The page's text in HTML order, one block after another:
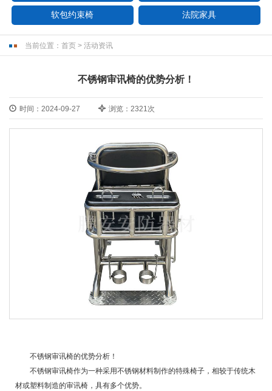
软包约束椅 法院家具
当前位置： 首页 > 活动资讯
不锈钢审讯椅的优势分析！
时间：2024-09-27 浏览：2321次
不锈钢审讯椅的优势分析！
不锈钢审讯椅作为一种采用不锈钢材料制作的特殊椅子，相较于传统木
材或塑料制造的审讯椅，具有多个优势。